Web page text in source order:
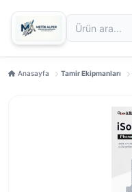
Anasayfa Tamir Ekipmanları